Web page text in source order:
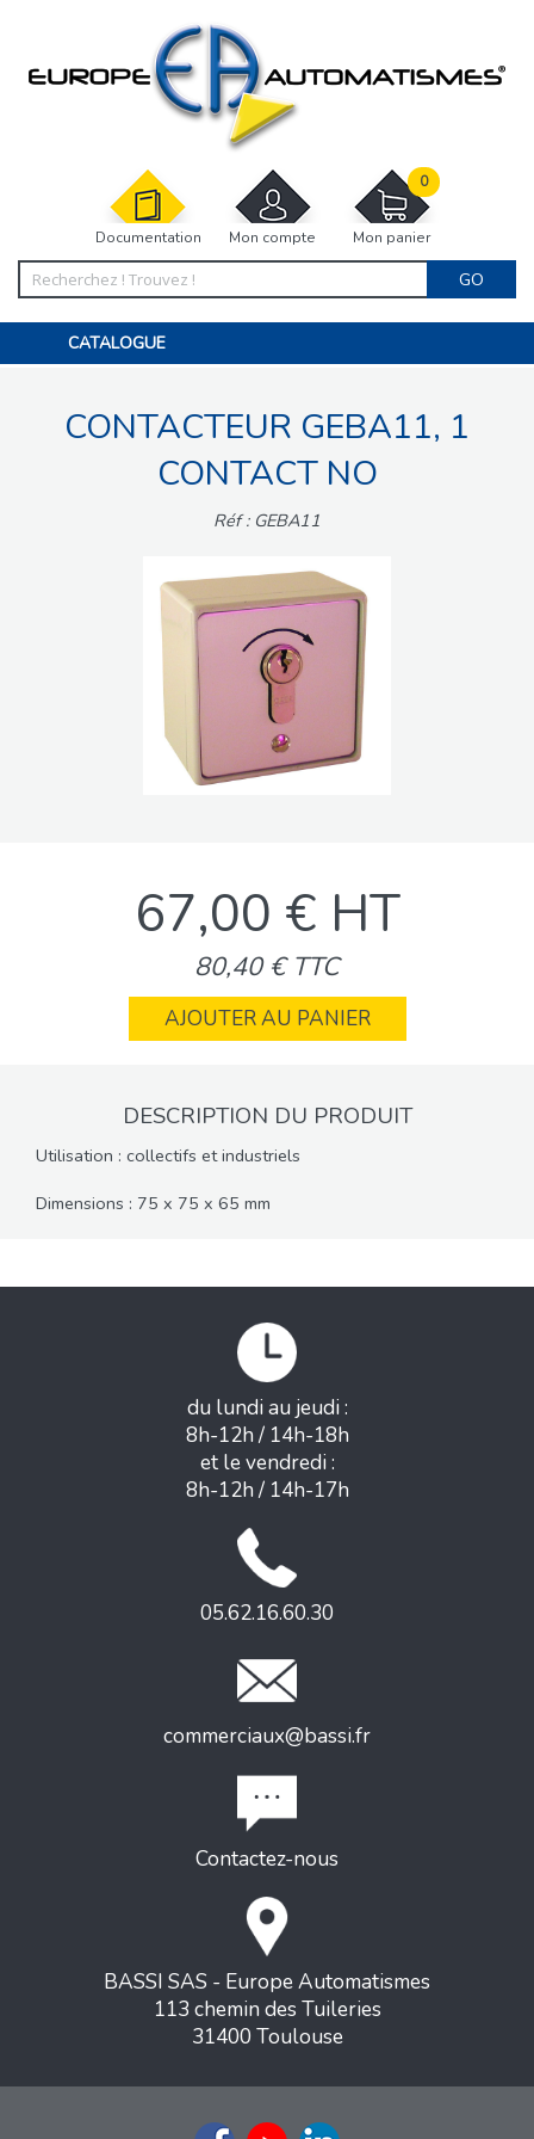
Documentation Mon compte Mon panier
0
GO
CATALOGUE
MOTORISATIONS
ACCESSOIRES ET ELECTRONIQUES
INTERPHONES VISIOPHONES
CONTACTEUR GEBA11, 1
CONTACT NO
Réf : GEBA11
67,00 € HT
80,40 € TTC
AJOUTER AU PANIER
DESCRIPTION DU PRODUIT
Utilisation : collectifs et industriels
Dimensions : 75 x 75 x 65 mm
du lundi au jeudi :
8h-12h / 14h-18h
et le vendredi :
8h-12h / 14h-17h
05.62.16.60.30
commerciaux@bassi.fr
Contactez-nous
BASSI SAS - Europe Automatismes
113 chemin des Tuileries
31400 Toulouse